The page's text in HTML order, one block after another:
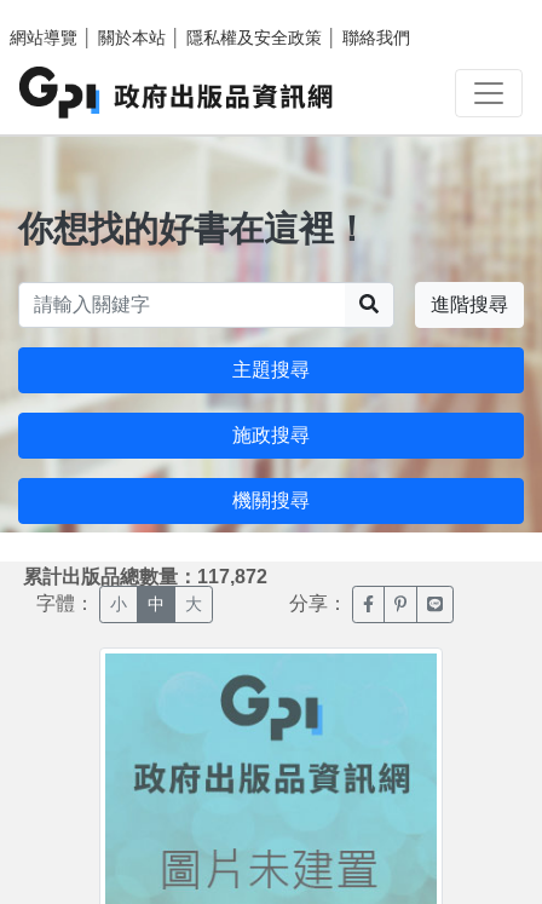
網站導覽
關於本站 隱私權及安全政策 聯絡我們
你想找的好書在這裡！
進階搜尋
主題搜尋
施政搜尋
機關搜尋
累計出版品總數量：117,872
字體： 小 中 大 分享： 臉書分享(另開新視窗)
噗浪分享(另開新
Line分享(另